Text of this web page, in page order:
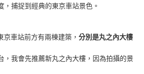
，捕捉到經典的東京車站景色。
京車站前方有兩棟建築， 分別是丸之內大樓
，我會先推薦新丸之內大樓，因為拍攝的景